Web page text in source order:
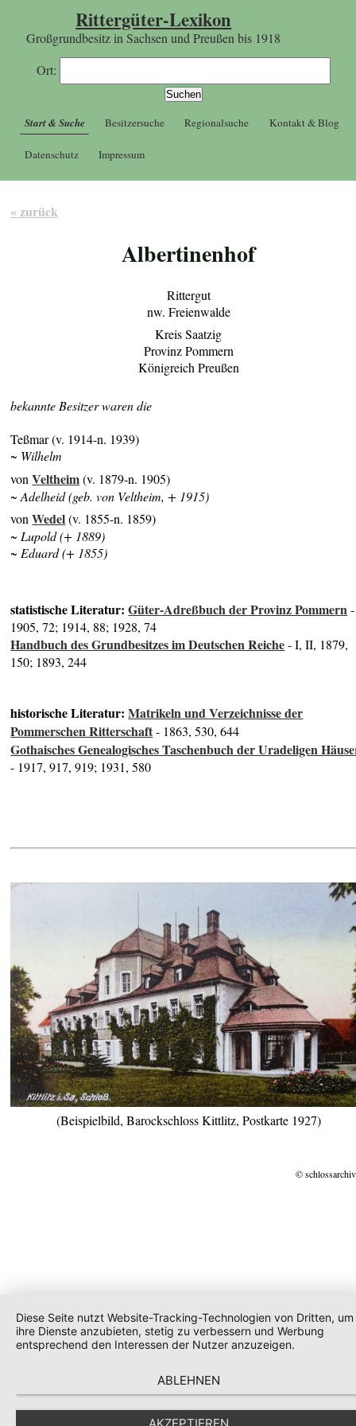
Rittergüter-Lexikon
Großgrundbesitz in Sachsen und Preußen bis 1918
Ort:
Start & Suche Besitzersuche Regionalsuche Kontakt & Blog
Datenschutz Impressum
« zurück
Albertinenhof
Rittergut
nw. Freienwalde
Kreis Saatzig
Provinz Pommern
Königreich Preußen
bekannte Besitzer waren die
Teßmar (v. 1914-n. 1939)
~ Wilhelm
vonVeltheim(v. 1879-n. 1905)
~ Adelheid (geb. von Veltheim, + 1915)
vonWedel(v. 1855-n. 1859)
~ Lupold (+ 1889)
~ Eduard (+ 1855)
statistische Literatur:Güter-Adreßbuch der Provinz Pommern-
1905, 72; 1914, 88; 1928, 74
Handbuch des Grundbesitzes im Deutschen Reiche- I, II, 1879,
150; 1893, 244
historische Literatur:Matrikeln und Verzeichnisse der
Pommerschen Ritterschaft- 1863, 530, 644
Gothaisches Genealogisches Taschenbuch der Uradeligen
- 1917, 917, 919; 1931, 580
(Beispielbild, Barockschloss Kittlitz, Postkarte 1927)
©
Diese Seite nutzt Website-Tracking-Technologien von Dritten, um
ihre Dienste anzubieten, stetig zu verbessern und Werbung
entsprechend den Interessen der Nutzer anzuzeigen.
ABLEHNEN